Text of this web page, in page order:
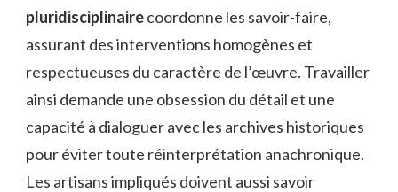
pluridisciplinairecoordonne les savoir-faire,
assurant des interventions homogènes et
respectueuses du caractère de l’œuvre. Travailler
ainsi demande une obsession du détail et une
capacité à dialoguer avec les archives historiques
pour éviter toute réinterprétation anachronique.
Les artisans impliqués doivent aussi savoir